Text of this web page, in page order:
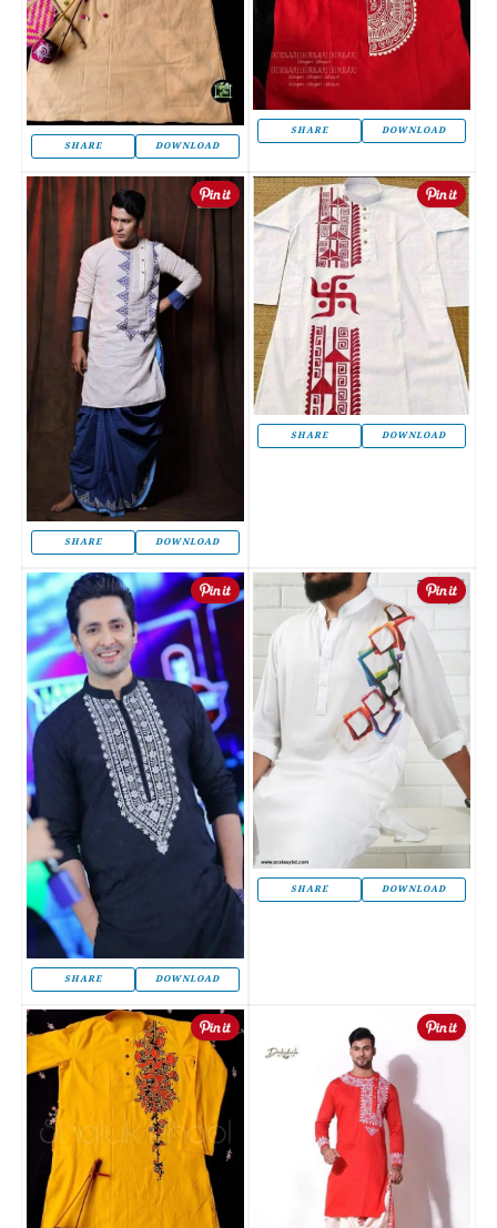
SHARE DOWNLOAD
SHARE DOWNLOAD
SHARE DOWNLOAD
SHARE DOWNLOAD
SHARE DOWNLOAD
SHARE DOWNLOAD